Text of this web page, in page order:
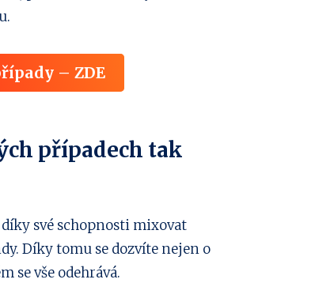
– ZDE
případech tak
své schopnosti mixovat
Díky tomu se dozvíte nejen o
se vše odehrává.